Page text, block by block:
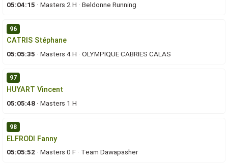
05:04:15 ·Masters 2 H ·Beldonne Running
96
CATRIS Stéphane
05:05:35 ·Masters 4 H ·OLYMPIQUE CABRIES CALAS
97
HUYART Vincent
05:05:48 ·Masters 1 H
98
ELFRODI Fanny
05:05:52 ·Masters 0 F · Team Dawapasher